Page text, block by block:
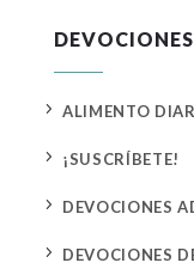
DEVOCIONES
5 ALIMENTO
5 ¡SUSCRÍBETE!
5 DEVOCIONES
5 DEVOCIONES